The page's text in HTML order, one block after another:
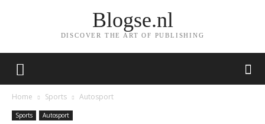
Blogse.nl
DISCOVER THE ART OF PUBLISHING
Home Sports Autosport
Sports Autosport